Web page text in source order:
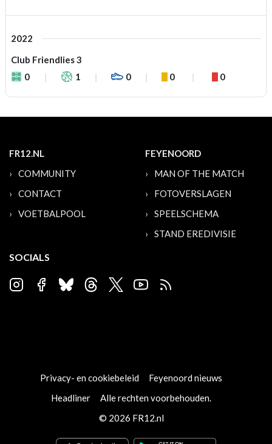
2022
Club Friendlies 3
0
1 0 0 0
FR12.NL
COMMUNITY
CONTACT
VOETBALPOOL
FEYENOORD
MAN OF THE MATCH
FOTOVERSLAGEN
SPEELSCHEMA
STAND EREDIVISIE
SOCIALS
Privacy- en cookiebeleid
Feyenoord nieuws
Headliner
Alle rechten voorbehouden.
© 2026 FR12.nl